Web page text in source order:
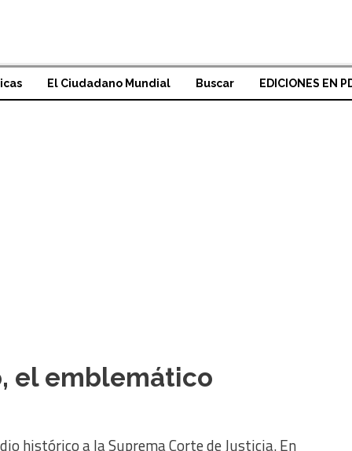
El Ciudadano Mundial Buscar EDICIONES EN
el emblemático
histórico a la Suprema Corte de Justicia. En